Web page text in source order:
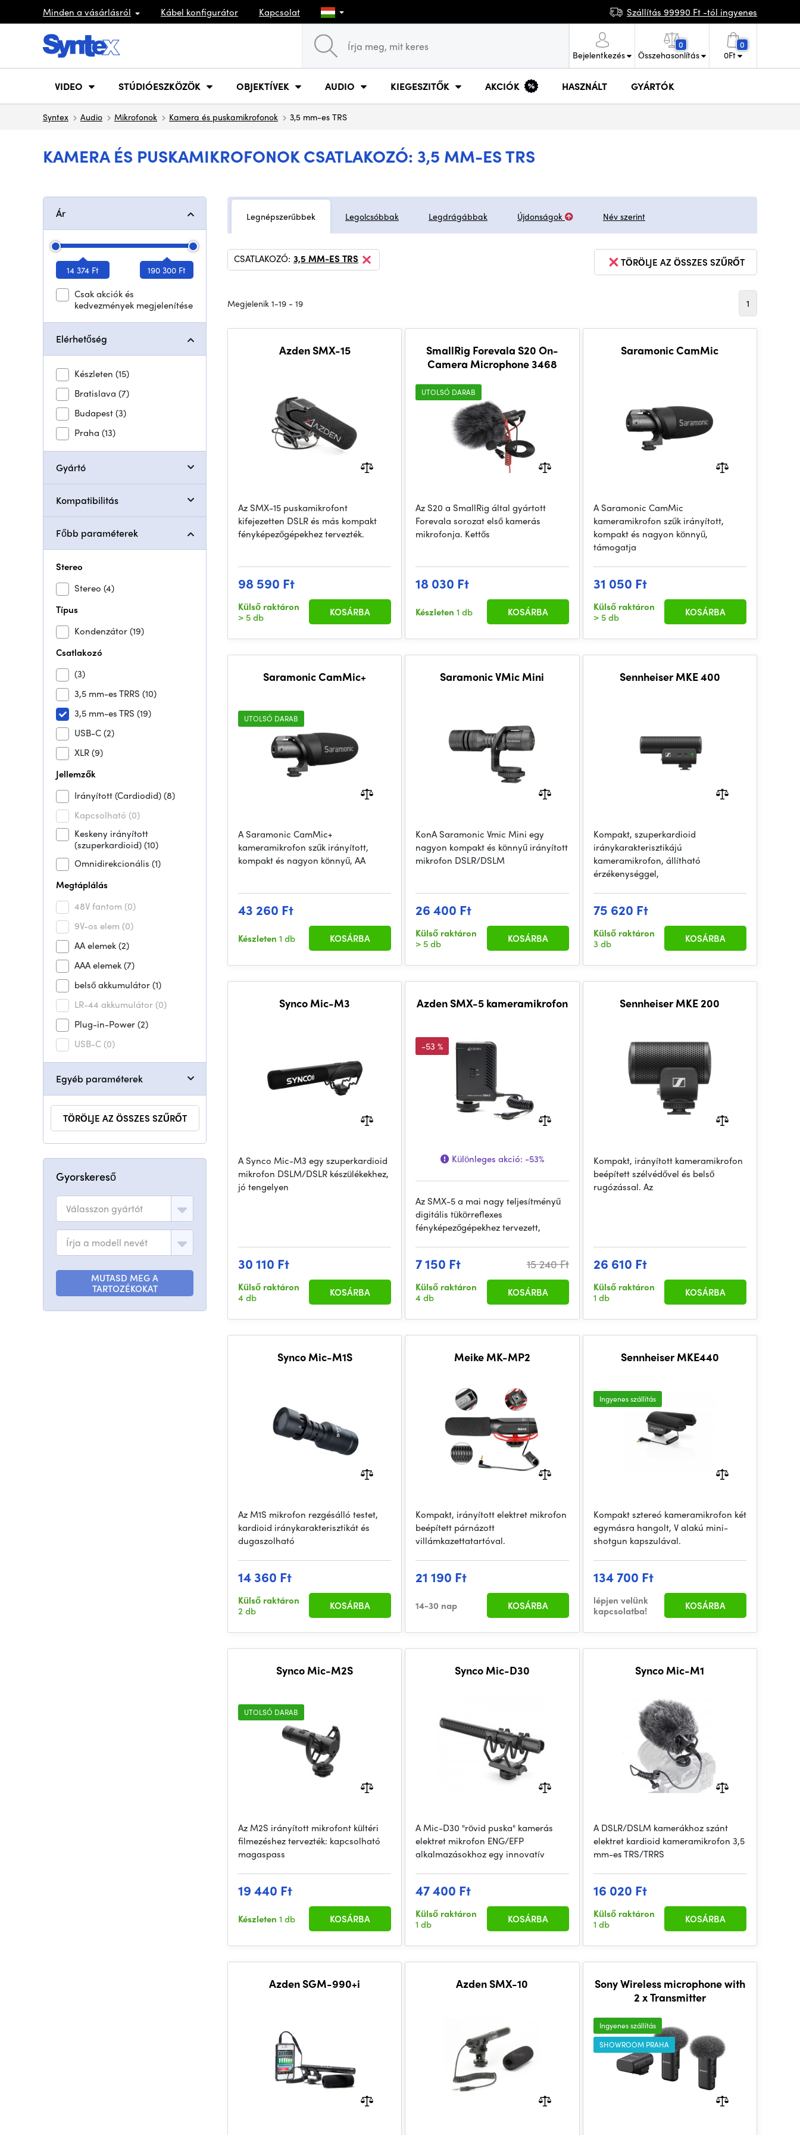
Minden a vásárlásról Kábel konfigurátor Kapcsolat Szállítás 99990 Ft -tól ingyenes
Bejelentkezés
0
Összehasonlítás
0
0Ft
VIDEO STÚDIÓESZKÖZÖK OBJEKTÍVEK AUDIO KIEGESZITŐK AKCIÓK HASZNÁLT GYÁRTÓK
Syntex Audio Mikrofonok Kamera és puskamikrofonok 3,5 mm-es TRS
KAMERA ÉS PUSKAMIKROFONOK CSATLAKOZÓ: 3,5 MM-ES TRS
Ár
14 374 Ft 190 300 Ft
Csak akciók és
kedvezmények megjelenítése
Elérhetőség
Készleten (15)
Bratislava (7)
Budapest(3)
Praha (13)
Gyártó
Kompatibilitás
Főbb paraméterek
Stereo
Stereo (4)
Típus
Kondenzátor(19)
Csatlakozó
(3)
3,5 mm-es TRRS (10)
3,5 mm-es TRS (19)
USB-C(2)
XLR(9)
Jellemzők
Irányított (Cardiodid)(8)
Kapcsolható (0)
Keskeny irányított
(szuperkardioid)(10)
Omnidirekcionális (1)
Megtáplálás
48V fantom (0)
9V-os elem (0)
AA elemek(2)
AAA elemek(7)
belső akkumulátor(1)
LR-44 akkumulátor (0)
Plug-in-Power(2)
USB-C (0)
Egyéb paraméterek
TÖRÖLJE AZ ÖSSZES SZŰRŐT
Gyorskereső
Válasszon gyártót
Írja a modell nevét
MUTASD MEG A
TARTOZÉKOKAT
Legnépszerűbbek Legolcsóbbak Legdrágábbak Újdonságok Név szerint
TÖRÖLJE AZ ÖSSZES SZŰRŐT
CSATLAKOZÓ: 3,5 MM-ES TRS
Megjelenik 1-19 - 19 1
Azden SMX-15
Az SMX-15 puskamikrofont
kifejezetten DSLR és más kompakt
fényképezőgépekhez tervezték.
98 590 Ft
Külső raktáron
> 5 db
KOSÁRBA
SmallRig Forevala S20 On-
Camera Microphone 3468
UTOLSÓ DARAB
Az S20 a SmallRig által gyártott
Forevala sorozat első kamerás
mikrofonja. Kettős
18 030 Ft
Készleten1 db KOSÁRBA
Saramonic CamMic
A Saramonic CamMic
kameramikrofon szűk irányított,
kompakt és nagyon könnyű,
támogatja
31 050 Ft
Külső raktáron
> 5 db
KOSÁRBA
Saramonic CamMic+
UTOLSÓ DARAB
A Saramonic CamMic+
kameramikrofon szűk irányított,
kompakt és nagyon könnyű, AA
43 260 Ft
Készleten 1 db KOSÁRBA
Saramonic VMic Mini
KonA Saramonic Vmic Mini egy
nagyon kompakt és könnyű irányított
mikrofon DSLR/DSLM
26 400 Ft
Külső raktáron
> 5 db
KOSÁRBA
Sennheiser MKE 400
Kompakt, szuperkardioid
iránykarakterisztikájú
kameramikrofon, állítható
érzékenységgel,
75 620 Ft
Külső raktáron
3 db
KOSÁRBA
Synco Mic-M3
A Synco Mic-M3 egy szuperkardioid
mikrofon DSLM/DSLR készülékekhez,
jó tengelyen
30 110 Ft
Külső raktáron
4 db
KOSÁRBA
Azden SMX-5 kameramikrofon
-53 %
Különleges akció: -53%
Az SMX-5 a mai nagy teljesítményű
digitális tükörreflexes
fényképezőgépekhez tervezett,
7 150 Ft 15 240 Ft
Külső raktáron
4 db
KOSÁRBA
Sennheiser MKE 200
Kompakt, irányított kameramikrofon
beépített szélvédővel és belső
rugózással. Az
26 610 Ft
Külső raktáron
1 db
KOSÁRBA
Synco Mic-M1S
Az M1S mikrofon rezgésálló testet,
kardioid iránykarakterisztikát és
dugaszolható
14 360 Ft
Külső raktáron
2 db
KOSÁRBA
Meike MK-MP2
Kompakt, irányított elektret mikrofon
beépített párnázott
villámkazettatartóval.
21 190 Ft
14-30 nap KOSÁRBA
Sennheiser MKE440
Ingyenes szállítás
Kompakt sztereó kameramikrofon két
egymásra hangolt, V alakú mini-
shotgun kapszulával.
134 700 Ft
lépjen velünk
kapcsolatba!
KOSÁRBA
Synco Mic-M2S
UTOLSÓ DARAB
Az M2S irányított mikrofont kültéri
filmezéshez tervezték: kapcsolható
magaspass
19 440 Ft
Készleten 1 db KOSÁRBA
Synco Mic-D30
A Mic-D30 "rövid puska" kamerás
elektret mikrofon ENG/EFP
alkalmazásokhoz egy innovatív
47 400 Ft
Külső raktáron
1 db
KOSÁRBA
Synco Mic-M1
A DSLR/DSLM kamerákhoz szánt
elektret kardioid kameramikrofon 3,5
mm-es TRS/TRRS
16 020 Ft
Külső raktáron
1 db
KOSÁRBA
Azden SGM-990+i Azden SMX-10
Sony Wireless microphone with
2 x Transmitter
Ingyenes szállítás
SHOWROOM PRAHA